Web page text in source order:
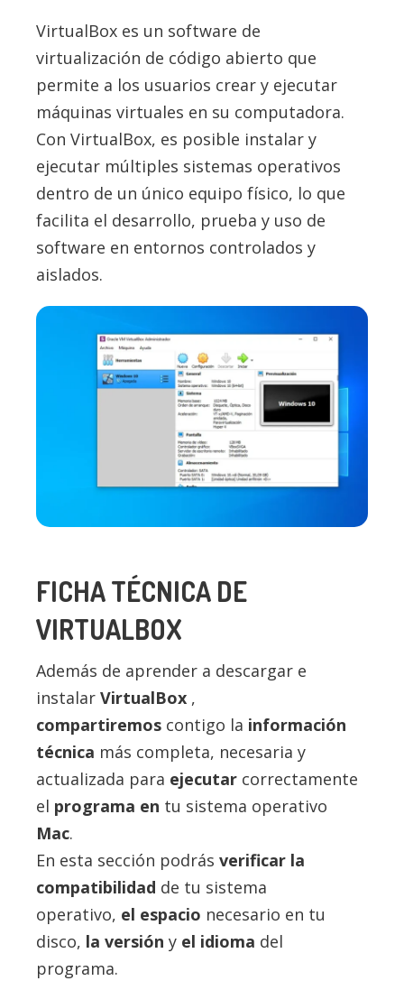
VirtualBox es un software de
virtualización de código abierto que
permite a los usuarios crear y ejecutar
máquinas virtuales en su computadora.
Con VirtualBox, es posible instalar y
ejecutar múltiples sistemas operativos
dentro de un único equipo físico, lo que
facilita el desarrollo, prueba y uso de
software en entornos controlados y
aislados.
FICHA TÉCNICA DE
VIRTUALBOX
Además de aprender a descargar e
instalar VirtualBox ,
compartiremos contigo la información
técnica más completa, necesaria y
actualizada para ejecutar correctamente
el programa en tu sistema operativo
Mac.
En esta sección podrás verificar la
compatibilidad de tu sistema
operativo, el espacio necesario en tu
disco, la versión y el idioma del
programa.